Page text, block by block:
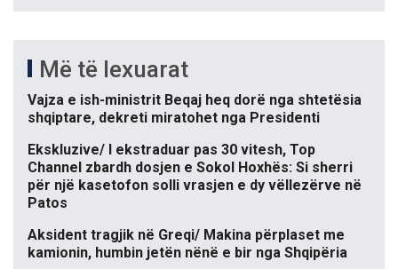
Më të lexuarat
Vajza e ish-ministrit Beqaj heq dorë nga shtetësia
shqiptare, dekreti miratohet nga Presidenti
Ekskluzive/ I ekstraduar pas 30 vitesh, Top
Channel zbardh dosjen e Sokol Hoxhës: Si sherri
për një kasetofon solli vrasjen e dy vëllezërve në
Patos
Aksident tragjik në Greqi/ Makina përplaset me
kamionin, humbin jetën nënë e bir nga Shqipëria